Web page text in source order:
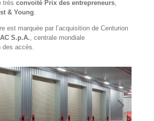
très convoité Prix des entrepreneurs,
& Young
est marquée par l’acquisition de Centurion
S.p.A. , centrale mondiale
des accès.